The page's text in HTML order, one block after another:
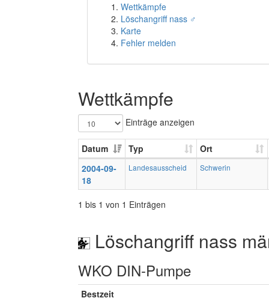
Wettkämpfe
Löschangriff nass ♂
Karte
Fehler melden
Wettkämpfe
Einträge anzeigen
Datum Typ
Ort
2004-09-
18
Landesausscheid Schwerin
1 bis 1 von 1 Einträgen
Löschangriff nass
WKO DIN-Pumpe
Bestzeit